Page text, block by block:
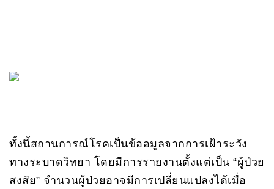
ทั้งนี้สถานการณ์โรคเป็นข้ออมูลจากการเฝ้าระวัง
ทางระบาดวิทยา โดยมีการรายงานตั้งแต่เป็น “ผู้ป่วย
สงสัย” จำนวนผู้ป่วยอาจมีการเปลี่ยนแปลงได้เมื่อ